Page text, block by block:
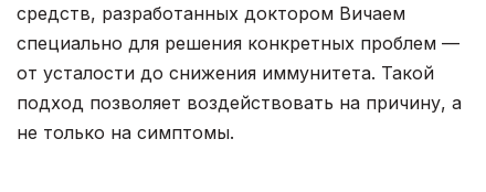
средств, разработанных доктором Вичаем
специально для решения конкретных проблем —
от усталости до снижения иммунитета. Такой
подход позволяет воздействовать на причину, а
не только на симптомы.